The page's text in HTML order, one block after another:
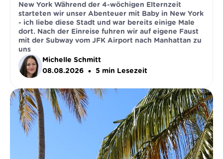
New York Während der 4-wöchigen Elternzeit
starteten wir unser Abenteuer mit Baby in New York
- ich liebe diese Stadt und war bereits einige Male
dort. Nach der Einreise fuhren wir auf eigene Faust
mit der Subway vom JFK Airport nach Manhattan zu
uns
Michelle Schmitt
08.08.2026
• 5 min Lesezeit